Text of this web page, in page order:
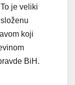
je veliki
koji
BiH.